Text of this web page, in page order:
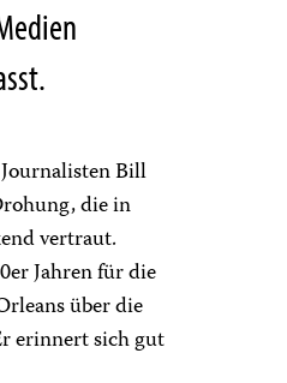
Bill
die in
vertraut.
Jahren für die
über die
erinnert sich gut